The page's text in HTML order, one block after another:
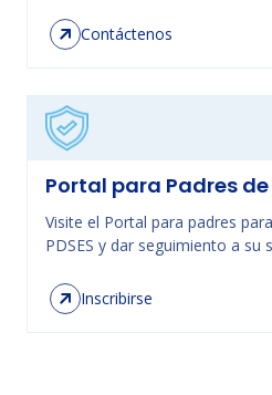
Contáctenos
Portal para Padres de
Visite el Portal para padres
PDSES y dar seguimiento a su
Inscribirse